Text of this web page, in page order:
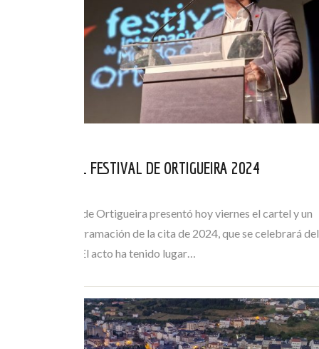
PRESENTADO EL FESTIVAL DE ORTIGUEIRA 2024
El Ayuntamiento de Ortigueira presentó hoy viernes el cartel y un
avance de la programación de la cita de 2024, que se celebrará del
11 al 14 de julio. El acto ha tenido lugar…